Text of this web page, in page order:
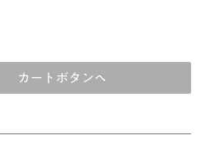
カートボタンへ